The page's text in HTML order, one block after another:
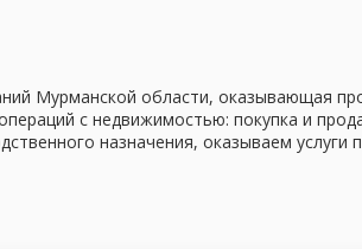
Мурманской области, оказывающая
с недвижимостью: покупка и
назначения, оказываем услуги